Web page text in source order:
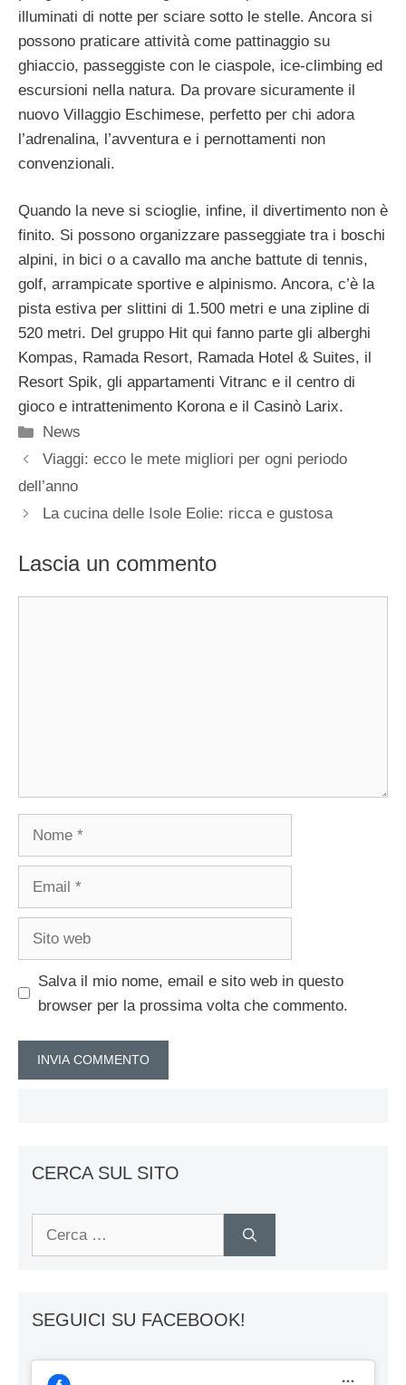
illuminati di notte per sciare sotto le stelle. Ancora si
possono praticare attività come pattinaggio su
ghiaccio, passeggiste con le ciaspole, ice-climbing ed
escursioni nella natura. Da provare sicuramente il
nuovo Villaggio Eschimese, perfetto per chi adora
l’adrenalina, l’avventura e i pernottamenti non
convenzionali.
Quando la neve si scioglie, infine, il divertimento non è
finito. Si possono organizzare passeggiate tra i boschi
alpini, in bici o a cavallo ma anche battute di tennis,
golf, arrampicate sportive e alpinismo. Ancora, c’è la
pista estiva per slittini di 1.500 metri e una zipline di
520 metri. Del gruppo Hit qui fanno parte gli alberghi
Kompas, Ramada Resort, Ramada Hotel & Suites, il
Resort Spik, gli appartamenti Vitranc e il centro di
gioco e intrattenimento Korona e il Casinò Larix.
Categorie
News
Viaggi: ecco le mete migliori per ogni periodo
dell’anno
La cucina delle Isole Eolie: ricca e gustosa
Lascia un commento
Nome
Email
Sito
Salva il mio nome, email e sito web in questo
browser per la prossima volta che commento.
CERCA SUL SITO
Ricerca
SEGUICI SU FACEBOOK!